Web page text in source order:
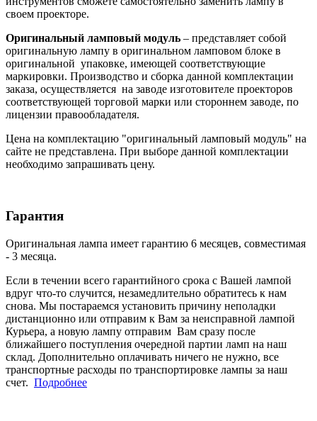
своем проекторе.
Оригинальный ламповый модуль – представляет собой
оригинальную лампу в оригинальном ламповом блоке в
оригинальной упаковке, имеющей соответствующие
маркировки. Производство и сборка данной комплектации
заказа, осуществляется на заводе изготовителе проекторов
соответствующей торговой марки или стороннем заводе, по
лицензии правообладателя.
Цена на комплектацию "оригинальный ламповый модуль" на
сайте не представлена. При выборе данной комплектации
необходимо запрашивать цену.
Гарантия
Оригинальная лампа имеет гарантию 6 месяцев, совместимая
- 3 месяца.
Если в течении всего гарантийного срока с Вашей лампой
вдруг что-то случится, незамедлительно обратитесь к нам
снова. Мы постараемся установить причину неполадки
дистанционно или отправим к Вам за неисправной лампой
Курьера, а новую лампу отправим Вам сразу после
ближайшего поступления очередной партии ламп на наш
склад. Дополнительно оплачивать ничего не нужно, все
транспортные расходы по транспортировке лампы за наш
счет. Подробнее